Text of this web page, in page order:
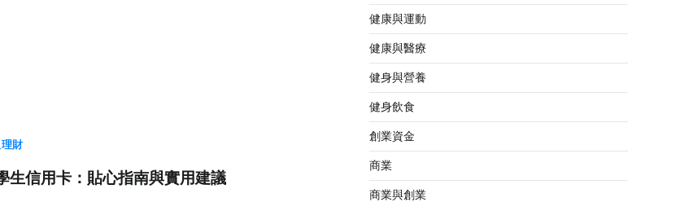
財
生信用卡：貼心指南與實用建議
健康與運動
健康與醫療
健身與營養
健身飲食
創業資金
商業
商業與創業